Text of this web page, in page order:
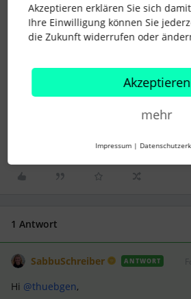
an der Darstellung & den
die Gehaltsbestandteile.
2 Menschen gefällt dies
1 Antwort
SabbuSchreiber ANTWORT
Hi ​ @thuebgen,
Akzeptieren erklären Sie sich
Ihre Einwilligung können Sie
die Zukunft widerrufen oder
Akzeptieren
mehr
Impressum |